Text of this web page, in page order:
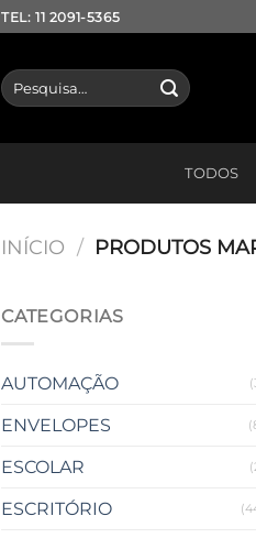
TEL: 11 2091-5365
Pesquisar
por:
TODOS
INÍCIO / PRODUTOS
CATEGORIAS
AUTOMAÇÃO
ENVELOPES
ESCOLAR
ESCRITÓRIO